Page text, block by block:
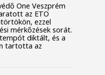
One Veszprém
az ETO
ezzel
mérkőzések sorát.
diktált, és a
tartotta az